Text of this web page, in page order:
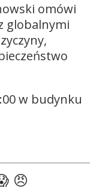
omówi
globalnymi
w budynku